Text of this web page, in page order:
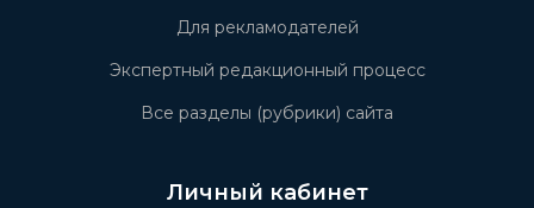
Для рекламодателей
Экспертный редакционный процесс
Все разделы (рубрики) сайта
Личный кабинет